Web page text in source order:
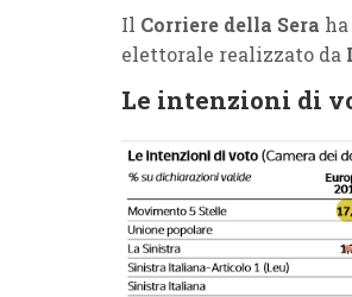
Il Corriere della Sera
elettorale realizzato da
Le intenzioni di